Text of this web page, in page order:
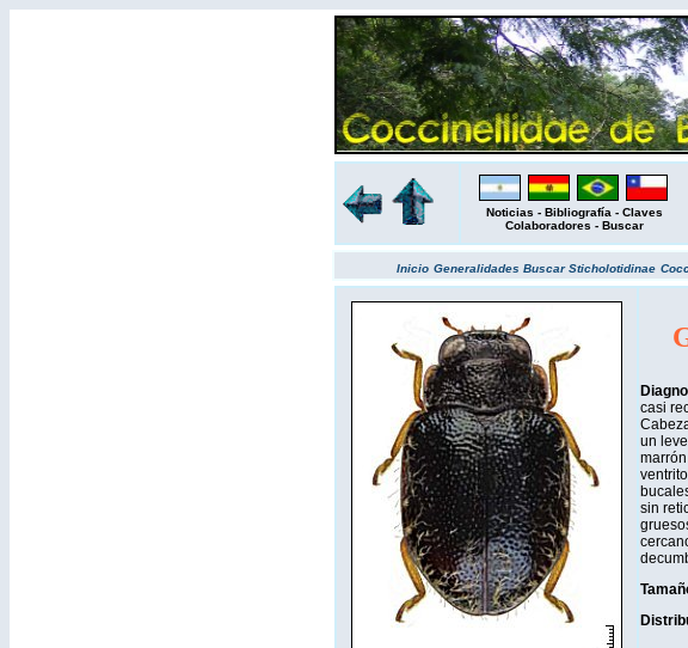
Noticias - Bibliografía - Claves
Colaboradores - Buscar
Inicio Generalidades BuscarSticholotidinae
casi
un
sin